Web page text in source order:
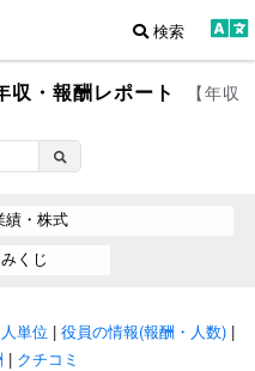
検索
収・報酬レポート
【年収
績・株式
くじ
単位 | 役員の情報(報酬・人数) |
| クチコミ